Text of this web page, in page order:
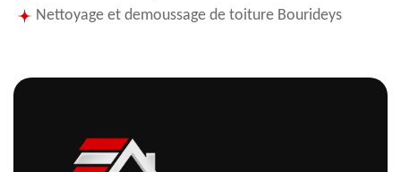
Nettoyage et demoussage de toiture Bourideys